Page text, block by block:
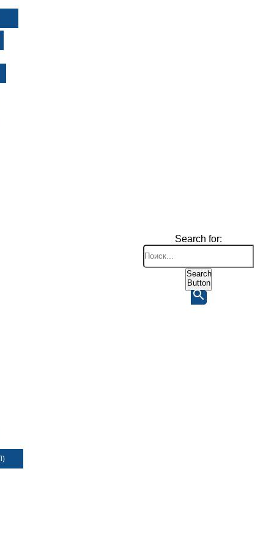
Search for:
Search
Button